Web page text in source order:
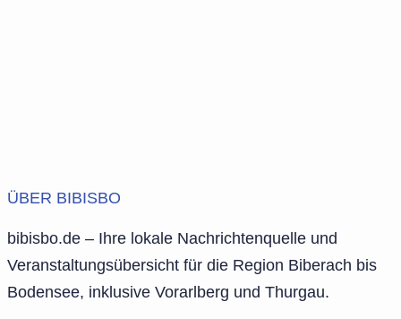
ÜBER BIBISBO
bibisbo.de – Ihre lokale Nachrichtenquelle und
Veranstaltungsübersicht für die Region Biberach bis
Bodensee, inklusive Vorarlberg und Thurgau.